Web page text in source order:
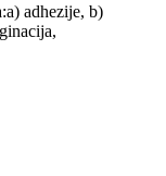
adhezije, b)